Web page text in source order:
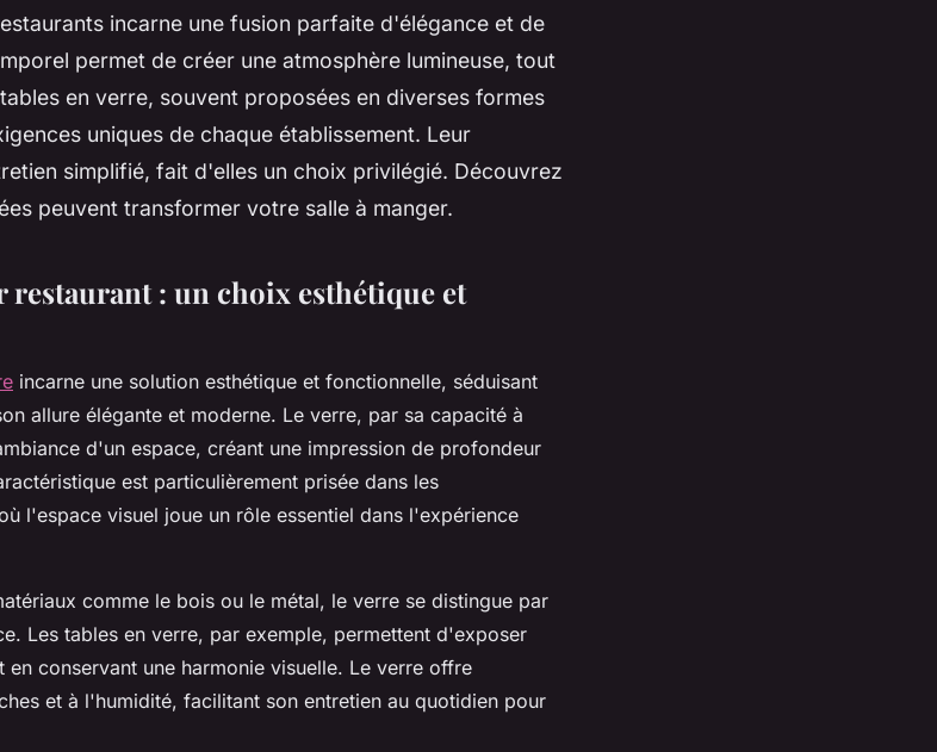
incarne une fusion parfaite d'élégance et de
permet de créer une atmosphère lumineuse, tout
en verre, souvent proposées en diverses formes
uniques de chaque établissement. Leur
simplifié, fait d'elles un choix privilégié. Découvrez
peuvent transformer votre salle à manger.
: un choix esthétique et
incarne une solution esthétique et fonctionnelle, séduisant
allure élégante et moderne. Le verre, par sa capacité à
d'un espace, créant une impression de profondeur
est particulièrement prisée dans les
l'espace visuel joue un rôle essentiel dans l'expérience
comme le bois ou le métal, le verre se distingue par
Les tables en verre, par exemple, permettent d'exposer
conservant une harmonie visuelle. Le verre offre
et à l'humidité, facilitant son entretien au quotidien pour